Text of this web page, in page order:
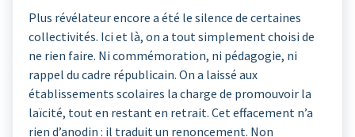
Plus révélateur encore a été le silence de certaines
collectivités. Ici et là, on a tout simplement choisi de
ne rien faire. Ni commémoration, ni pédagogie, ni
rappel du cadre républicain. On a laissé aux
établissements scolaires la charge de promouvoir la
laïcité, tout en restant en retrait. Cet effacement n’a
rien d’anodin : il traduit un renoncement. Non